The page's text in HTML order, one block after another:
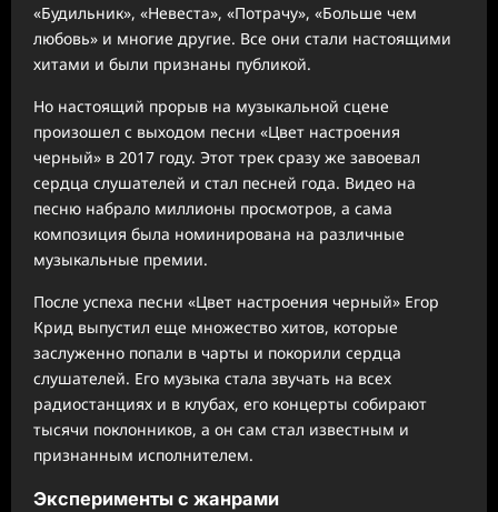
«Будильник», «Невеста», «Потрачу», «Больше чем
любовь» и многие другие. Все они стали настоящими
хитами и были признаны публикой.
Но настоящий прорыв на музыкальной сцене
произошел с выходом песни «Цвет настроения
черный» в 2017 году. Этот трек сразу же завоевал
сердца слушателей и стал песней года. Видео на
песню набрало миллионы просмотров, а сама
композиция была номинирована на различные
музыкальные премии.
После успеха песни «Цвет настроения черный» Егор
Крид выпустил еще множество хитов, которые
заслуженно попали в чарты и покорили сердца
слушателей. Его музыка стала звучать на всех
радиостанциях и в клубах, его концерты собирают
тысячи поклонников, а он сам стал известным и
признанным исполнителем.
Эксперименты с жанрами